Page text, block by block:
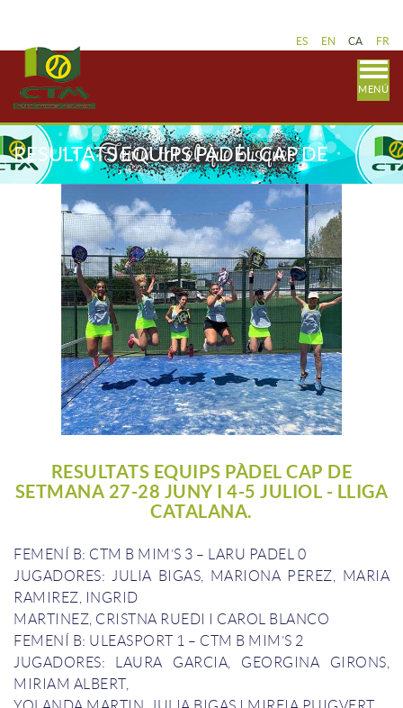
ES EN CA FR
MENÚ
RESULTATS EQUIPS PÀDEL CAP DE
SETMANA 27-28 JUNY I 4-5 JULIOL -
LLIGA CATALANA.
RESULTATS EQUIPS PÀDEL CAP DE
SETMANA 27-28 JUNY I 4-5 JULIOL - LLIGA
CATALANA.
FEMENÍ B: CTM B MIM’S 3 – LARU PADEL 0
JUGADORES: JULIA BIGAS, MARIONA PEREZ, MARIA
RAMIREZ, INGRID
MARTINEZ, CRISTNA RUEDI I CAROL BLANCO
FEMENÍ B: ULEASPORT 1 – CTM B MIM’S 2
JUGADORES: LAURA GARCIA, GEORGINA GIRONS,
MIRIAM ALBERT,